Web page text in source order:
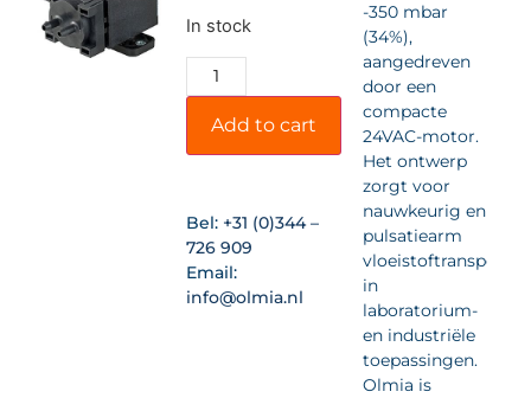
In stock
Add to cart
Bel: +31 (0)344 –
726 909
Email:
info@olmia.nl
-350 mbar
(34%),
aangedreven
door een
compacte
24VAC-motor.
Het ontwerp
zorgt voor
nauwkeurig en
pulsatiearm
vloeistoftransport
in
laboratorium-
en industriële
toepassingen.
Olmia is